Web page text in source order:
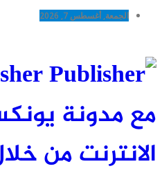
الجمعة, أغسطس 7, 2026
مع مدونة
الانترنت من